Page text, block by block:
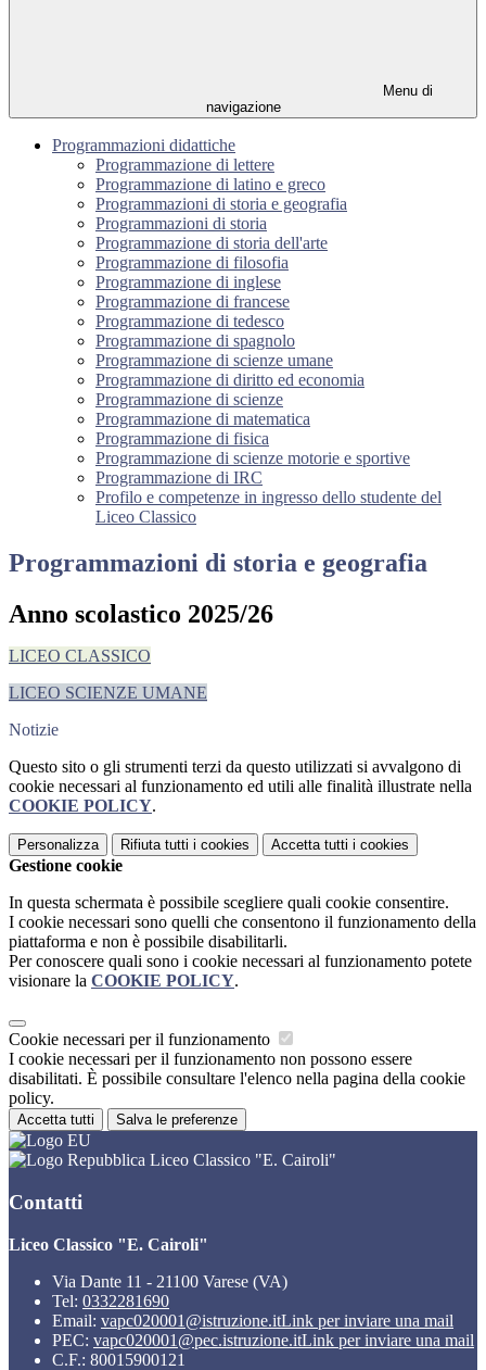
Menu di
navigazione
Programmazioni didattiche
Programmazione di lettere
Programmazione di latino e greco
Programmazioni di storia e geografia
Programmazioni di storia
Programmazione di storia dell'arte
Programmazione di filosofia
Programmazione di inglese
Programmazione di francese
Programmazione di tedesco
Programmazione di spagnolo
Programmazione di scienze umane
Programmazione di diritto ed economia
Programmazione di scienze
Programmazione di matematica
Programmazione di fisica
Programmazione di scienze motorie e sportive
Programmazione di IRC
Profilo e competenze in ingresso dello studente del
Liceo Classico
Programmazioni di storia e geografia
Anno scolastico 2025/26
LICEO CLASSICO
LICEO SCIENZE UMANE
Notizie
Questo sito o gli strumenti terzi da questo utilizzati si avvalgono di
cookie necessari al funzionamento ed utili alle finalità illustrate nella
COOKIE POLICY.
Personalizza Rifiuta tutti i cookies Accetta tutti i cookies
Gestione cookie
In questa schermata è possibile scegliere quali cookie consentire.
I cookie necessari sono quelli che consentono il funzionamento della
piattaforma e non è possibile disabilitarli.
Per conoscere quali sono i cookie necessari al funzionamento potete
visionare la COOKIE POLICY.
Cookie necessari per il funzionamento
I cookie necessari per il funzionamento non possono essere
disabilitati. È possibile consultare l'elenco nella pagina della cookie
policy.
Accetta tutti Salva le preferenze
Liceo Classico "E. Cairoli"
Contatti
Liceo Classico "E. Cairoli"
Via Dante 11 - 21100 Varese (VA)
Tel: 0332281690
Email: vapc020001@istruzione.itLink per inviare una mail
PEC: vapc020001@pec.istruzione.itLink per inviare una mail
C.F.: 80015900121